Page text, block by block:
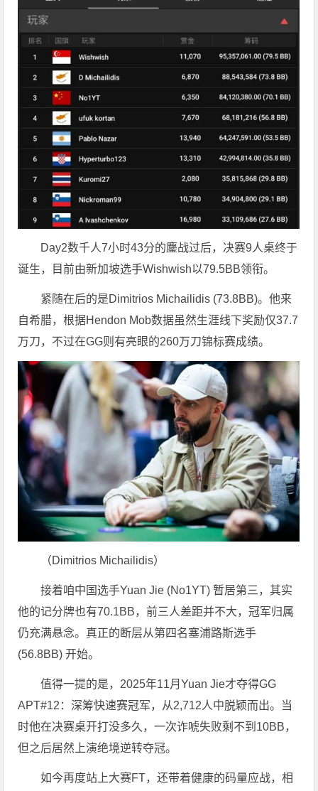
Day2数千人7小时43分的鏖战过后，决赛9人桌终于
诞生，目前由新加坡选手Wishwish以79.5BB领衔。
紧随在后的是Dimitrios Michailidis (73.8BB)。他来
自希腊，根据Hendon Mob数据虽然生涯线下奖励仅37.7
万刀，不过在GG则有亮眼的260万刀锦标赛成绩。
（Dimitrios Michailidis）
接着咱中国选手Yuan Jie (No1YT) 暂居第三，其实
他的记分牌也有70.1BB，前三人差距并不大，冠军归属
仍充满悬念。真正的断层从第四名塞浦路斯选手
(56.8BB) 开始。
值得一提的是，2025年11月Yuan Jie才夺得GG
APT#12：深筹快速赛冠军，从2,712人中脱颖而出。当
时他在决赛桌开打没多久，一次诈唬失败剩不到10BB，
但之后居然上演绝境逆转夺冠。
如今再度站上大赛FT，还带着健康的码量应战，相